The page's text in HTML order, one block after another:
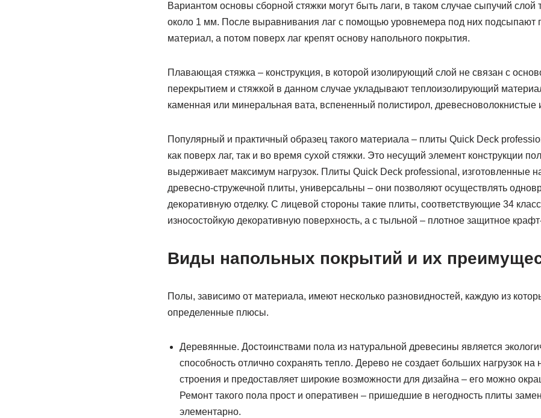
Вариантом основы сборной стяжки могут быть лаги, в таком случае сыпучий слой
около 1 мм. После выравнивания лаг с помощью уровнемера под них подсыпают
материал, а потом поверх лаг крепят основу напольного покрытия.
Плавающая стяжка – конструкция, в которой изолирующий слой не связан с
перекрытием и стяжкой в данном случае укладывают теплоизолирующий
каменная или минеральная вата, вспененный полистирол, древесноволокнистые
Популярный и практичный образец такого материала – плиты Quick Deck
как поверх лаг, так и во время сухой стяжки. Это несущий элемент конструкции
выдерживает максимум нагрузок. Плиты Quick Deck professional, изготовленные
древесно-стружечной плиты, универсальны – они позволяют осуществлять
декоративную отделку. С лицевой стороны такие плиты, соответствующие 34
износостойкую декоративную поверхность, а с тыльной – плотное защитное
Виды напольных покрытий и их
Полы, зависимо от материала, имеют несколько разновидностей, каждую из
определенные плюсы.
Деревянные. Достоинствами пола из натуральной древесины является
способность отлично сохранять тепло. Дерево не создает больших нагрузок
строения и предоставляет широкие возможности для дизайна – его можно
Ремонт такого пола прост и оперативен – пришедшие в негодность плиты
элементарно.